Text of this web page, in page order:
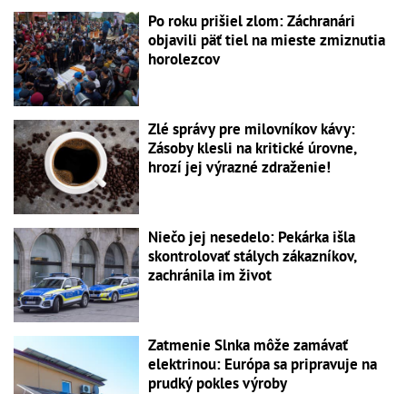
Po roku prišiel zlom: Záchranári
objavili päť tiel na mieste zmiznutia
horolezcov
Zlé správy pre milovníkov kávy:
Zásoby klesli na kritické úrovne,
hrozí jej výrazné zdraženie!
Niečo jej nesedelo: Pekárka išla
skontrolovať stálych zákazníkov,
zachránila im život
Zatmenie Slnka môže zamávať
elektrinou: Európa sa pripravuje na
prudký pokles výroby